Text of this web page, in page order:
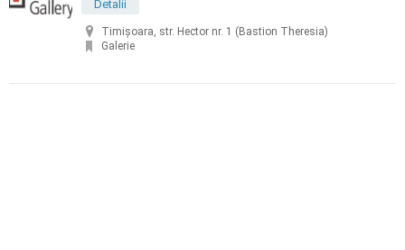
Detalii
Timișoara, str. Hector nr. 1 (Bastion Theresia)
Galerie